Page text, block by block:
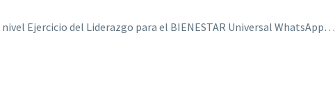
Ejercicio del Liderazgo para el BIENESTAR Universal WhatsApp…